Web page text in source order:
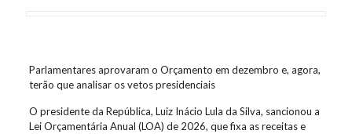
Parlamentares aprovaram o Orçamento em dezembro e, agora,
terão que analisar os vetos presidenciais
O presidente da República, Luiz Inácio Lula da Silva, sancionou a
Lei Orçamentária Anual (LOA) de 2026, que fixa as receitas e